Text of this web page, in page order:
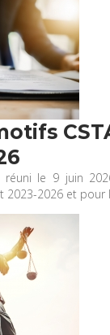
réuni le 9 juin
2023-2026 et